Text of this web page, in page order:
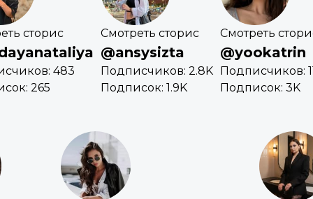
сторис
483
265
Смотреть сторис
@ansysizta
Подписчиков: 2.8K
Подписок: 1.9K
Смотреть
@yookatrin
Подписчиков:
Подписок: 3K